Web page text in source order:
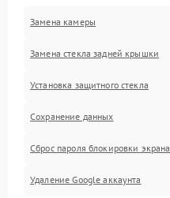
Замена камеры
Замена стекла задней крышки
Установка защитного стекла
Сохранение данных
Сброс пароля блокировки экрана
Удаление Google аккаунта